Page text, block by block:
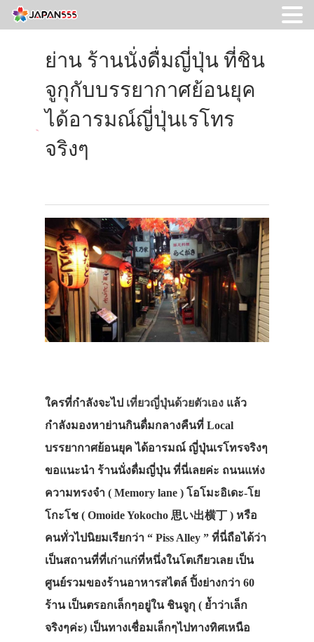
ย่าน ร้านนั่งดื่มญี่ปุ่น ที่ชิน
จูกุกับบรรยากาศย้อนยุค
ได้อารมณ์ญี่ปุ่นเรโทร
จริงๆ
ใครที่กำลังจะไป เที่ยวญี่ปุ่นด้วยตัวเอง แล้ว
กำลังมองหาย่านกินดื่มกลางคืนที่ Local
บรรยากาศย้อนยุค ได้อารมณ์ ญี่ปุ่นเรโทรจริงๆ
ขอแนะนำ ร้านนั่งดื่มญี่ปุ่น ที่นี่เลยค่ะ ถนนแห่ง
ความทรงจำ ( Memory lane ) โอโมะอิเดะ-โย
โกะโช ( Omoide Yokocho 思い出横丁 ) หรือ
คนทั่วไปนิยมเรียกว่า “ Piss Alley ” ที่นี่ถือได้ว่า
เป็นสถานที่ที่เก่าแก่ที่หนึ่งในโตเกียวเลย เป็น
ศูนย์รวมของร้านอาหารสไตล์ ปิ้งย่างกว่า 60
ร้าน เป็นตรอกเล็กๆอยู่ใน ชินจูกุ ( ย้ำว่าเล็ก
จริงๆค่ะ) เป็นทางเชื่อมเล็กๆไปทางทิศเหนือ